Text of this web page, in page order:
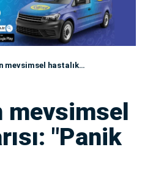
hastalık uyarısı: "Panik yapmayın"
mevsimsel
"Panik